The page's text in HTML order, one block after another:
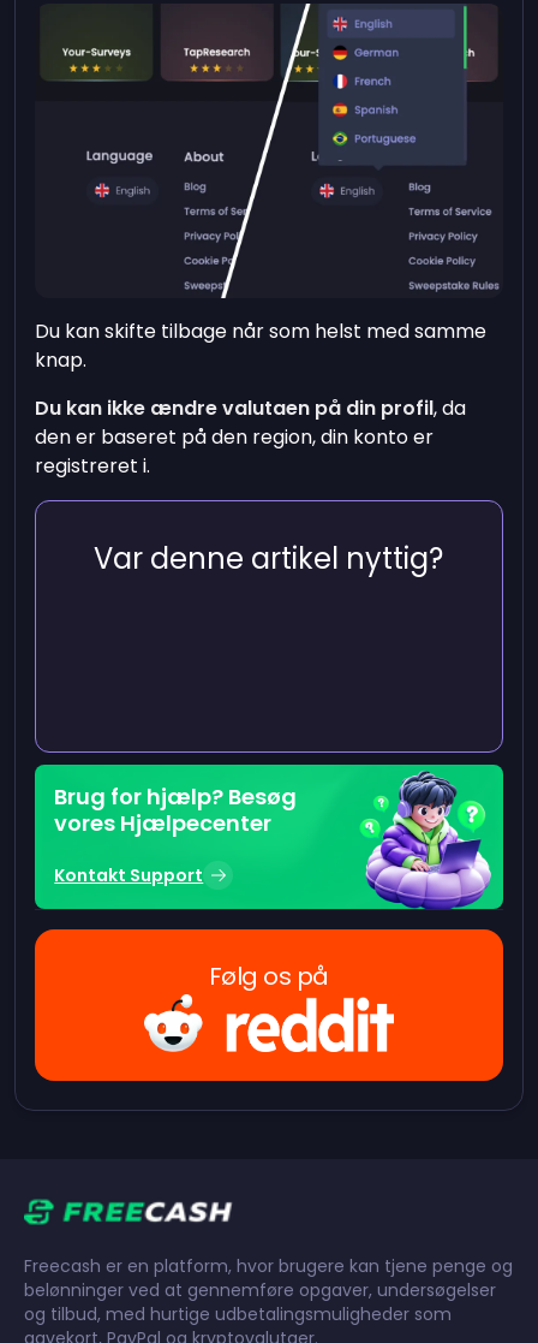
Du kan skifte tilbage når som helst med samme
knap.
Du kan ikke ændre valutaen på din profil, da
den er baseret på den region, din konto er
registreret i.
Var denne artikel nyttig?
Brug for hjælp? Besøg
vores Hjælpecenter
Kontakt Support
Følg os på
Freecash er en platform, hvor brugere kan tjene penge og
belønninger ved at gennemføre opgaver, undersøgelser
og tilbud, med hurtige udbetalingsmuligheder som